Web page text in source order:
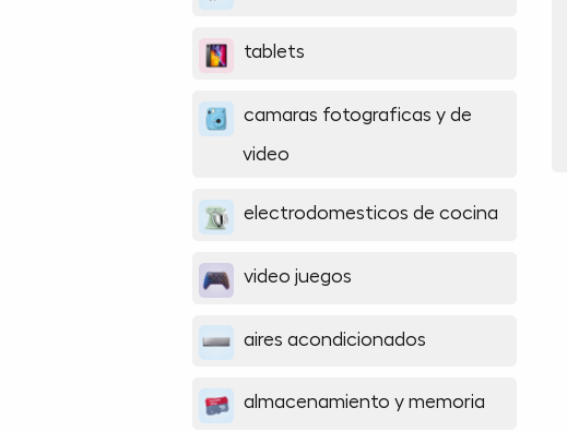
tablets
camaras fotograficas y de
video
electrodomesticos de cocina
video juegos
aires acondicionados
almacenamiento y memoria